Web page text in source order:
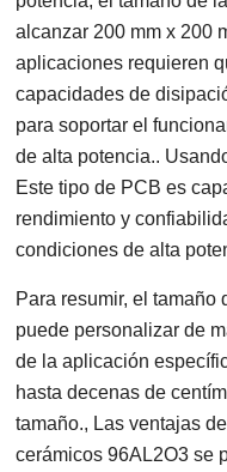
alcanzar 200 mm x 200
aplicaciones requieren
capacidades de
para soportar el
de alta potencia..
Este tipo de PCB es
rendimiento y
condiciones de alta
Para resumir, el
puede personalizar de
de la aplicación
hasta decenas de
tamaño., Las ventajas
cerámicos 96AL2O3 se